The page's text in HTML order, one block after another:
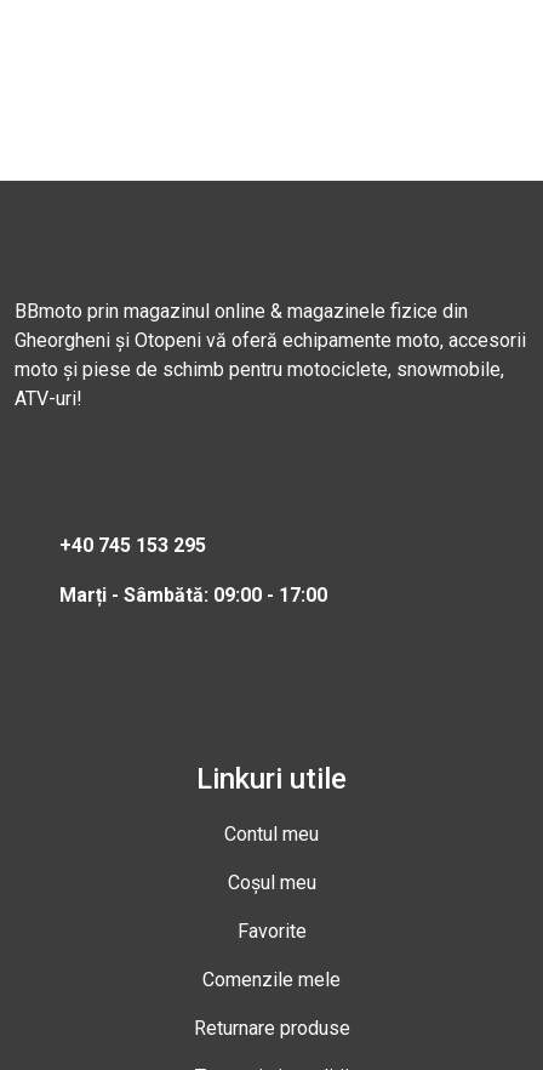
BBmoto prin magazinul online & magazinele fizice din
Gheorgheni și Otopeni vă oferă echipamente moto, accesorii
moto și piese de schimb pentru motociclete, snowmobile,
ATV-uri!
+40 745 153 295
Marți - Sâmbătă: 09:00 - 17:00
Linkuri utile
Contul meu
Coșul meu
Favorite
Comenzile mele
Returnare produse